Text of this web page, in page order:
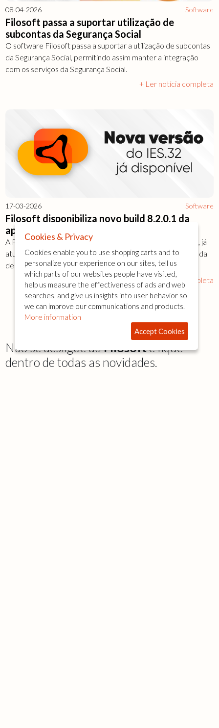
08-04-2026 Software
Filosoft passa a suportar utilização de
subcontas da Segurança Social
O software Filosoft passa a suportar a utilização de subcontas
da Segurança Social, permitindo assim manter a integração
com os serviços da Segurança Social.
+ Ler notícia completa
17-03-2026 Software
Filosoft disponibiliza novo build 8.2.0.1 da
aplicação IES.32
A Filosoft anunciou o novo build 8.2.0.1 da aplicação IES.32, já
atualizado com todas as exigências legais para a submissão da
declaração IES do período atual.
+ Ler notícia completa
Não se desligue daFilosofte fique
dentro de todas as novidades.
Cookies & Privacy
Cookies enable you to use shopping carts and to
personalize your experience on our sites, tell us
which parts of our websites people have visited,
help us measure the effectiveness of ads and web
searches, and give us insights into user behavior so
we can improve our communications and products.
More information
Accept Cookies